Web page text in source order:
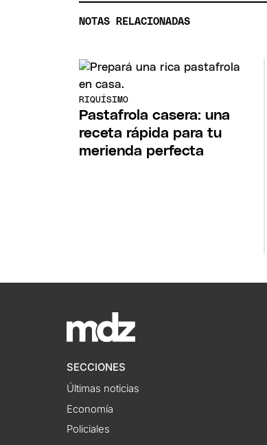
NOTAS RELACIONADAS
RIQUÍSIMO
Pastafrola casera: una
receta rápida para tu
merienda perfecta
SECCIONES
Últimas noticias
Economía
Policiales